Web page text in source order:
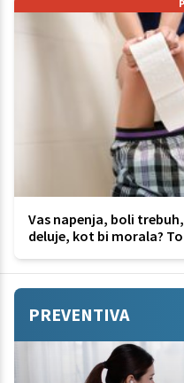
Vas napenja, boli
deluje, kot bi morala?
PREVENTIVA